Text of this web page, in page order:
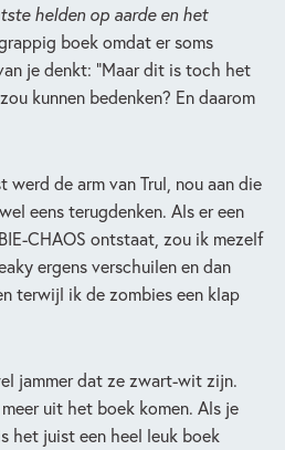
helden op aarde en het
boek omdat er soms
je denkt: “Maar dit is toch het
kunnen bedenken? En daarom
werd de arm van Trul, nou aan die
eens terugdenken. Als er een
CHAOS ontstaat, zou ik mezelf
ergens verschuilen en dan
terwijl ik de zombies een klap
jammer dat ze zwart-wit zijn.
uit het boek komen. Als je
het juist een heel leuk boek